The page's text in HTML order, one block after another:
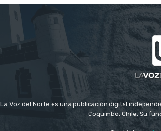
La Voz del Norte es una publicación digital
Coquimbo, Chile. Su